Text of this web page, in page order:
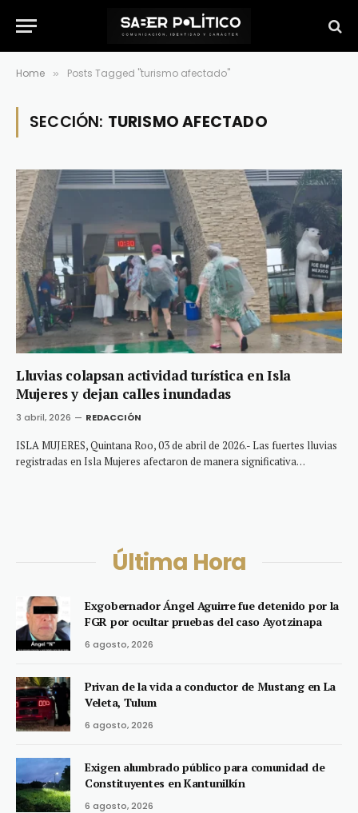
Home » Posts Tagged "turismo afectado"
SECCIÓN: TURISMO AFECTADO
Lluvias colapsan actividad turística en Isla
Mujeres y dejan calles inundadas
3 abril, 2026 REDACCIÓN
ISLA MUJERES, Quintana Roo, 03 de abril de 2026.- Las fuertes lluvias
registradas en Isla Mujeres afectaron de manera significativa…
Última Hora
Exgobernador Ángel Aguirre fue detenido por la
FGR por ocultar pruebas del caso Ayotzinapa
6 agosto, 2026
Privan de la vida a conductor de Mustang en La
Veleta, Tulum
6 agosto, 2026
Exigen alumbrado público para comunidad de
Constituyentes en Kantunilkín
6 agosto, 2026